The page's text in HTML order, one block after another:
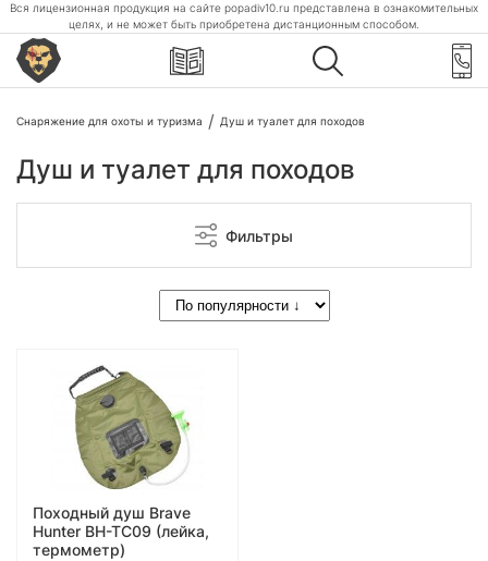
Вся лицензионная продукция на сайте popadiv10.ru представлена в ознакомительных
целях, и не может быть приобретена дистанционным способом.
Снаряжение для охоты и туризма Душ и туалет для походов
Душ и туалет для походов
Фильтры
Походный душ Brave
Hunter BH-TC09 (лейка,
термометр)